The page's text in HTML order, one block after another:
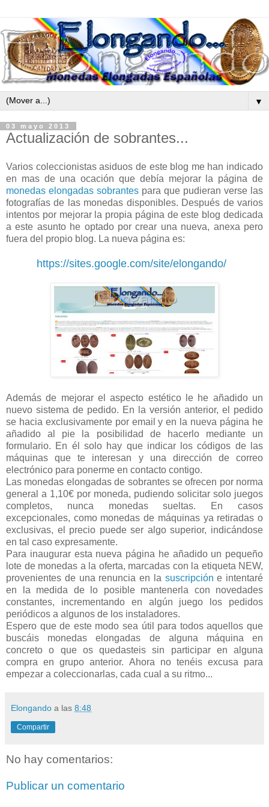
▼
03 mayo 2013
Actualización de sobrantes...
Varios coleccionistas asiduos de este blog me han indicado
en mas de una ocación que debía mejorar la página de
monedas elongadas sobrantes para que pudieran verse las
fotografías de las monedas disponibles. Después de varios
intentos por mejorar la propia página de este blog dedicada
a este asunto he optado por crear una nueva, anexa pero
fuera del propio blog. La nueva página es:
https://sites.google.com/site/elongando/
Además de mejorar el aspecto estético le he añadido un
nuevo sistema de pedido. En la versión anterior, el pedido
se hacia exclusivamente por email y en la nueva página he
añadido al pie la posibilidad de hacerlo mediante un
formulario. En él solo hay que indicar los códigos de las
máquinas que te interesan y una dirección de correo
electrónico para ponerme en contacto contigo.
Las monedas elongadas de sobrantes se ofrecen por norma
general a 1,10€ por moneda, pudiendo solicitar solo juegos
completos, nunca monedas sueltas. En casos
excepcionales, como monedas de máquinas ya retiradas o
exclusivas, el precio puede ser algo superior, indicándose
en tal caso expresamente.
Para inaugurar esta nueva página he añadido un pequeño
lote de monedas a la oferta, marcadas con la etiqueta NEW,
provenientes de una renuncia en la suscripción e intentaré
en la medida de lo posible mantenerla con novedades
constantes, incrementando en algún juego los pedidos
periódicos a algunos de los instaladores.
Espero que de este modo sea útil para todos aquellos que
buscáis monedas elongadas de alguna máquina en
concreto o que os quedasteis sin participar en alguna
compra en grupo anterior. Ahora no tenéis excusa para
empezar a coleccionarlas, cada cual a su ritmo...
Elongando a las 8:48
Compartir
No hay comentarios:
Publicar un comentario